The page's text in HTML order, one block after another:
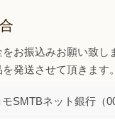
お振込みお願い致し
発送させて頂きます。
モSMTBネット銀行（